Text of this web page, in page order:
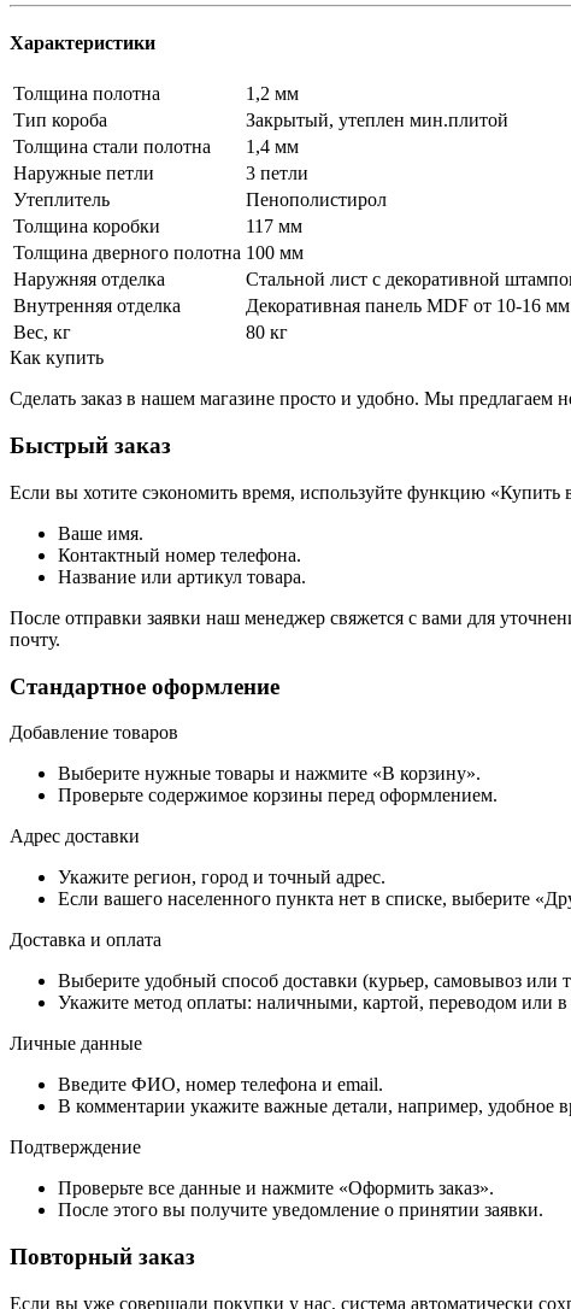
Характеристики
Толщина полотна
1,2 мм
Тип короба
Закрытый, утеплен мин.плитой
Толщина стали полотна
1,4 мм
Наружные петли
3 петли
Утеплитель
Пенополистирол
Толщина коробки
117 мм
Толщина дверного полотна 100 мм
Наружняя отделка
Стальной лист c декоративной
Внутренняя отделка
Декоративная панель MDF от 10-16
Вес, кг
80 кг
Как купить
Сделать заказ в нашем магазине просто и удобно. Мы предлагаем
Быстрый заказ
Если вы хотите сэкономить время, используйте функцию «Купить
Ваше имя.
Контактный номер телефона.
Название или артикул товара.
После отправки заявки наш менеджер свяжется с вами для
почту.
Стандартное оформление
Добавление товаров
Выберите нужные товары и нажмите «В корзину».
Проверьте содержимое корзины перед оформлением.
Адрес доставки
Укажите регион, город и точный адрес.
Если вашего населенного пункта нет в списке, выберите
Доставка и оплата
Выберите удобный способ доставки (курьер, самовывоз или
Укажите метод оплаты: наличными, картой, переводом или в
Личные данные
Введите ФИО, номер телефона и email.
В комментарии укажите важные детали, например, удобное
Подтверждение
Проверьте все данные и нажмите «Оформить заказ».
После этого вы получите уведомление о принятии заявки.
Повторный заказ
Если вы уже совершали покупки у нас, система автоматически